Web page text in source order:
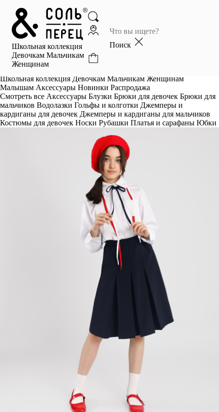
Школьная коллекция
Девочкам Мальчикам
Женщинам
Поиск
Главная
Каталог
Избранное
Школьная коллекция Девочкам Мальчикам Женщинам
Малышам Аксессуары Новинки Распродажа
Смотреть все Аксессуары Блузки Брюки для девочек Брюки для
мальчиков Водолазки Гольфы и колготки Джемперы и
кардиганы для девочек Джемперы и кардиганы для мальчиков
Костюмы для девочек Носки Рубашки Платья и сарафаны Юбки